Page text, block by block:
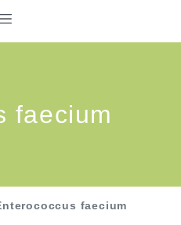
faecium
faecium